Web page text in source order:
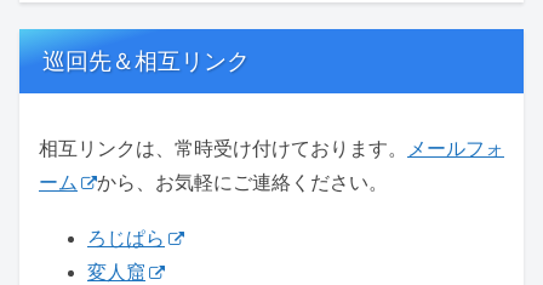
巡回先＆相互リンク
相互リンクは、常時受け付けております。
メールフォ
ーム
から、お気軽にご連絡ください。
ろじぱら
変人窟